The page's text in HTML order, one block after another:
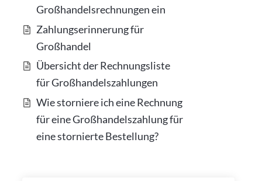
Großhandelsrechnungen ein
Zahlungserinnerung für
Großhandel
Übersicht der Rechnungsliste
für Großhandelszahlungen
Wie storniere ich eine Rechnung
für eine Großhandelszahlung für
eine stornierte Bestellung?